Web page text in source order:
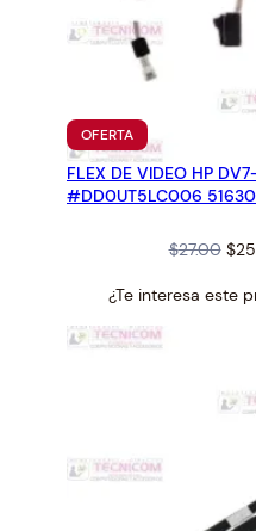
OFERTAPRODUCTO
EN
OFERTA
FLEX DE VIDEO HP
#DD0UT5LC006
$27.00 $
¿Te interesa este